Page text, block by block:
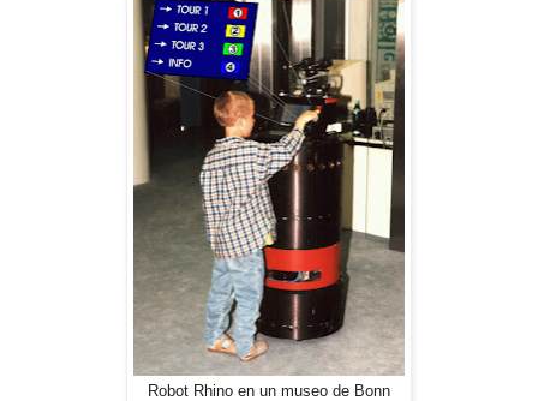
Robot Rhino en un museo de Bonn